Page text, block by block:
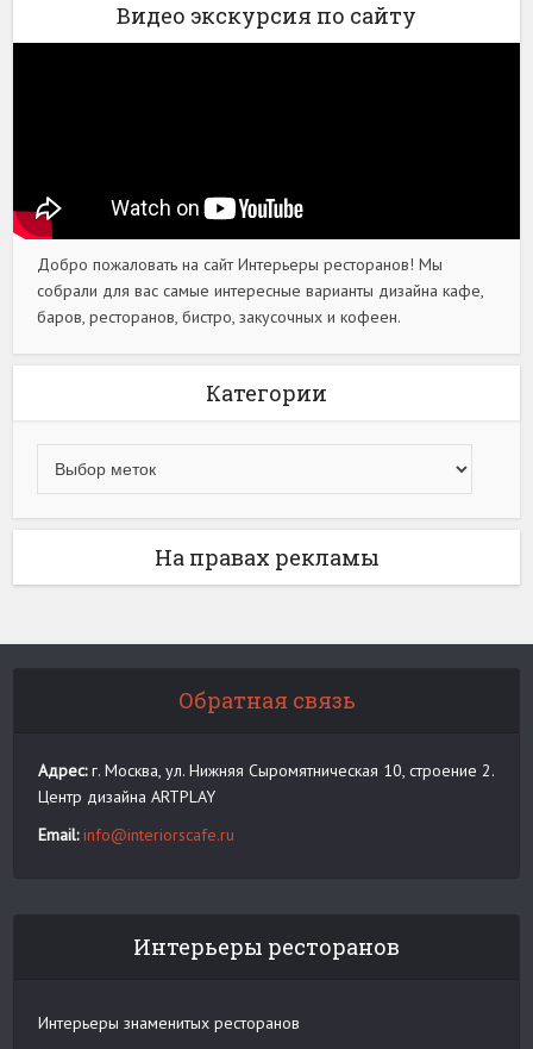
Видео экскурсия по сайту
Добро пожаловать на сайт Интерьеры ресторанов! Мы
собрали для вас самые интересные варианты дизайна кафе,
баров, ресторанов, бистро, закусочных и кофеен.
Категории
На правах рекламы
Обратная связь
Адрес:г. Москва, ул. Нижняя Сыромятническая 10, строение 2.
Центр дизайна ARTPLAY
Email: info@interiorscafe.ru
Интерьеры ресторанов
Интерьеры знаменитых ресторанов